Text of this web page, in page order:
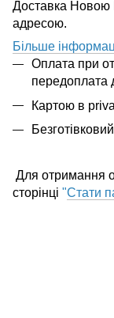
Доставка Новою
адресою.
Більше
Оплата при
передоплата
Картою в
Для отримання
сторінці "Стати